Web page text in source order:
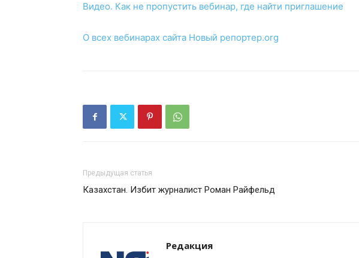
Видео. Как не пропустить вебинар, где найти приглашение
О всех вебинарах сайта Новый репортер.org
Предыдущая статья
Казахстан. Избит журналист Роман Райфельд
Редакция